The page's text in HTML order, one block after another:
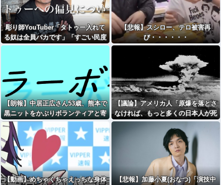
彫り師YouTuber「タトゥー入れて
る奴は全員バカです」「すごい民度
低い」
【悲報】スシロー、テロ被害再
び・・・・・・
【朗報】中居正広さん53歳、熊本で
黒ニットをかぶりボランティアと寄
付をしている模様
【議論】アメリカ人「原爆を落とさ
なければ、もっと多くの日本人が死
んでいた」←この主張どう思う？
【動画】めちゃくちゃえっちな身体
【悲報】加藤小夏(おなつ)「演技中